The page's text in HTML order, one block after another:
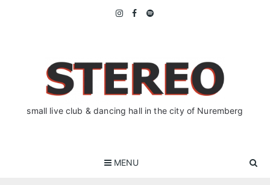
small live club & dancing hall in the city of Nuremberg
MENU